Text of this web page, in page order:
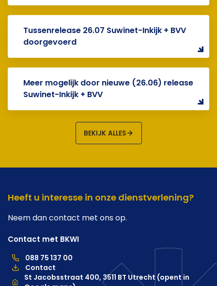
Tussenrelease 26.07 Suwinet-Inkijk + BVV
doorgevoerd
Meer mogelijk door nieuwe (26.06) release
Suwinet-Inkijk + BVV
BEKIJK ALLES
Heeft u interesse in onze dienstverlening?
Neem dan contact met ons op.
Contact met BKWI
088 75 137 00
088 75 137 00, telefoonnummer hoofdkantoor
Contact
Locatie
St Jacobsstraat 400, 3511 BT Utrecht (opent in